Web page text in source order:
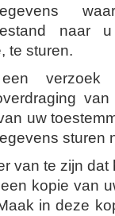
te sturen.
verzoek
uw
sturen
van te zijn
kopie van
in deze